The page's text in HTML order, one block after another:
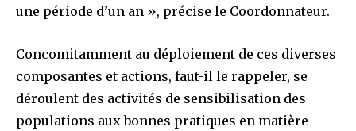
une période d’un an », précise le Coordonnateur.
Concomitamment au déploiement de ces diverses
composantes et actions, faut-il le rappeler, se
déroulent des activités de sensibilisation des
populations aux bonnes pratiques en matière